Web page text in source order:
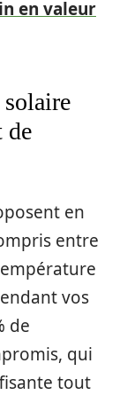
en valeur
de
en
entre
vos
de
qui
tout